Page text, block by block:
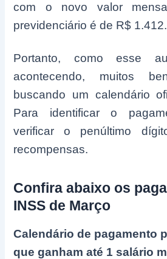
com o novo valor
previdenciário é de R$ 1.412.
Portanto, como esse
acontecendo, muitos
buscando um calendário
Para identificar o
verificar o penúltimo
recompensas.
Confira abaixo os
INSS de Março
Calendário de pagamento
que ganham até 1 salário